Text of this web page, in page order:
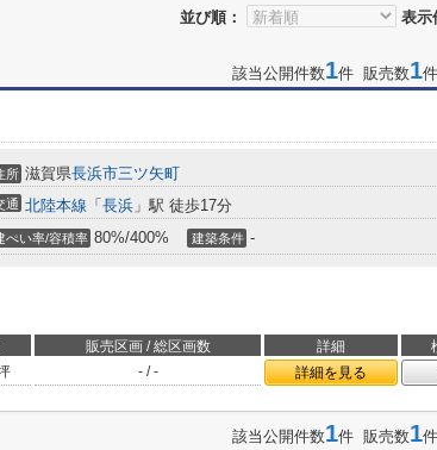
並び順： 表示
該当公開件数1件 販売数1件
所 滋賀県長浜市三ツ矢町
通 北陸本線 「 長浜 」駅 徒歩17分
ぺい率/容積率 80%/400% 建築条件 -
販売区画 / 総区画数 詳細
- / - 詳細を見る
該当公開件数1件 販売数1件